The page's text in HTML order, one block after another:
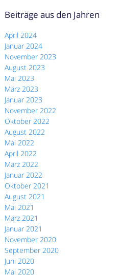
Beiträge aus den Jahren
April 2024
Januar 2024
November 2023
August 2023
Mai 2023
März 2023
Januar 2023
November 2022
Oktober 2022
August 2022
Mai 2022
April 2022
März 2022
Januar 2022
Oktober 2021
August 2021
Mai 2021
März 2021
Januar 2021
November 2020
September 2020
Juni 2020
Mai 2020